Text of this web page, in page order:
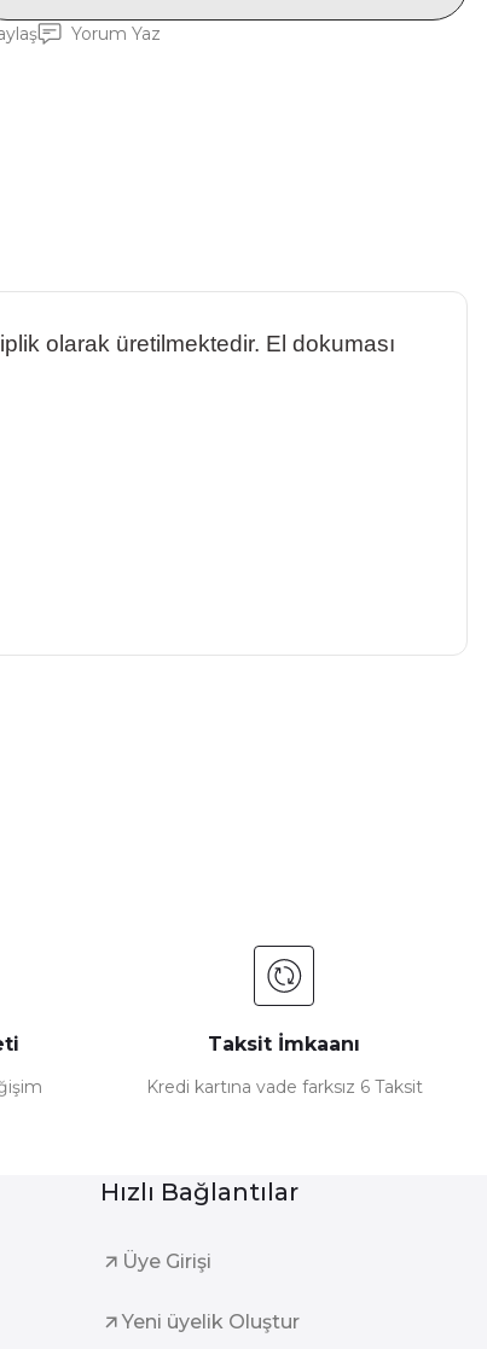
Yorum Yaz
olarak üretilmektedir. El dokuması
Taksit İmkaanı
Kredi kartına vade farksız 6 Taksit
Hızlı Bağlantılar
Üye Girişi
Yeni üyelik Oluştur